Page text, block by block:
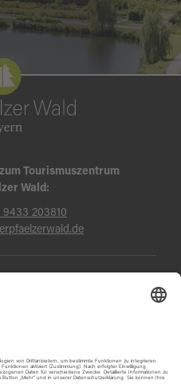
Tourismuszentrum
Wald:
203810